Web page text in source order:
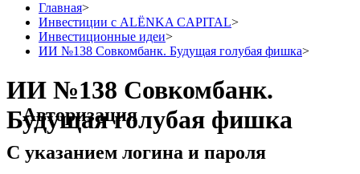
Главная>
Инвестиции с ALЁNKA CAPITAL>
Инвестиционные идеи>
ИИ №138 Совкомбанк. Будущая голубая фишка>
ИИ №138 Совкомбанк.
Будущая голубая фишка
Авторизация
С указанием логина и пароля